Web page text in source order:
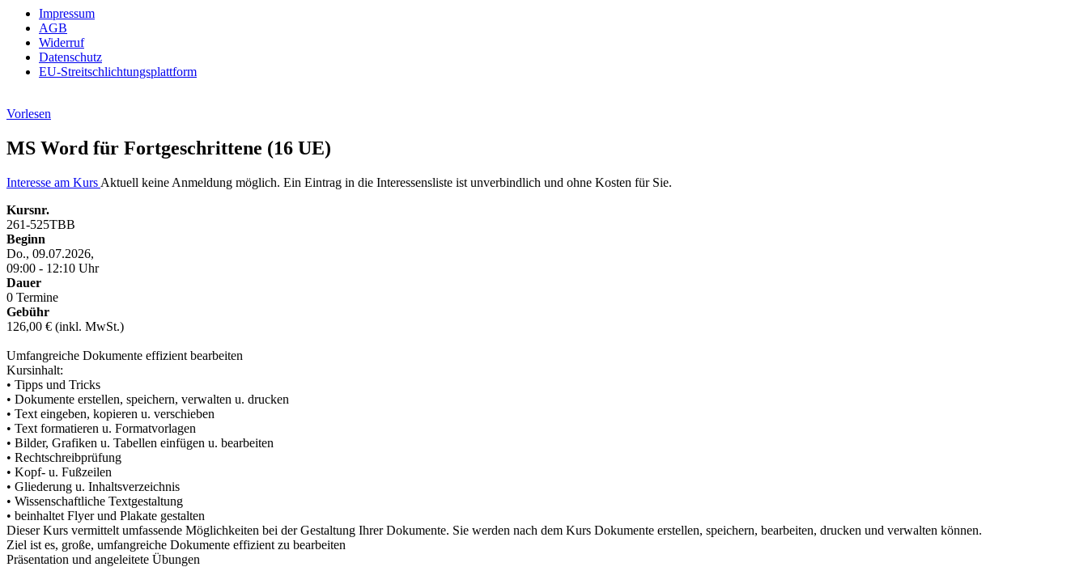
Impressum
AGB
Widerruf
Datenschutz
EU-Streitschlichtungsplattform
Vorlesen
MS Word für Fortgeschrittene (16 UE)
Interesse am Kurs Aktuell keine Anmeldung möglich. Ein Eintrag in die Interessensliste ist unverbindlich und ohne Kosten für Sie.
Kursnr.
261-525TBB
Beginn
Do., 09.07.2026,
09:00 - 12:10 Uhr
Dauer
0 Termine
Gebühr
126,00 € (inkl. MwSt.)
Umfangreiche Dokumente effizient bearbeiten
Kursinhalt:
• Tipps und Tricks
• Dokumente erstellen, speichern, verwalten u. drucken
• Text eingeben, kopieren u. verschieben
• Text formatieren u. Formatvorlagen
• Bilder, Grafiken u. Tabellen einfügen u. bearbeiten
• Rechtschreibprüfung
• Kopf- u. Fußzeilen
• Gliederung u. Inhaltsverzeichnis
• Wissenschaftliche Textgestaltung
• beinhaltet Flyer und Plakate gestalten
Dieser Kurs vermittelt umfassende Möglichkeiten bei der Gestaltung Ihrer Dokumente. Sie werden nach dem Kurs Dokumente erstellen, speichern, bearbeiten, drucken und verwalten können.
Ziel ist es, große, umfangreiche Dokumente effizient zu bearbeiten
Präsentation und angeleitete Übungen